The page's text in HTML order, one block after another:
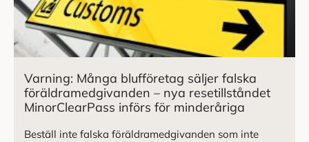
Varning: Många blufföretag säljer falska
föräldramedgivanden – nya resetillståndet
MinorClearPass införs för minderåriga
Beställ inte falska föräldramedgivanden som inte